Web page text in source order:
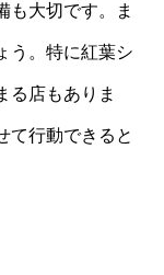
も大切です。ま
う。特に紅葉シ
る店もありま
て行動できると